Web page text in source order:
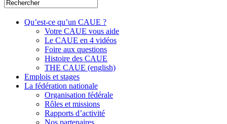
Qu’est-ce qu’un CAUE ?
Votre CAUE vous aide
Le CAUE en 4 vidéos
Foire aux questions
Histoire des CAUE
THE CAUE (english)
Emplois et stages
La fédération nationale
Organisation fédérale
Rôles et missions
Rapports d’activité
Nos partenaires